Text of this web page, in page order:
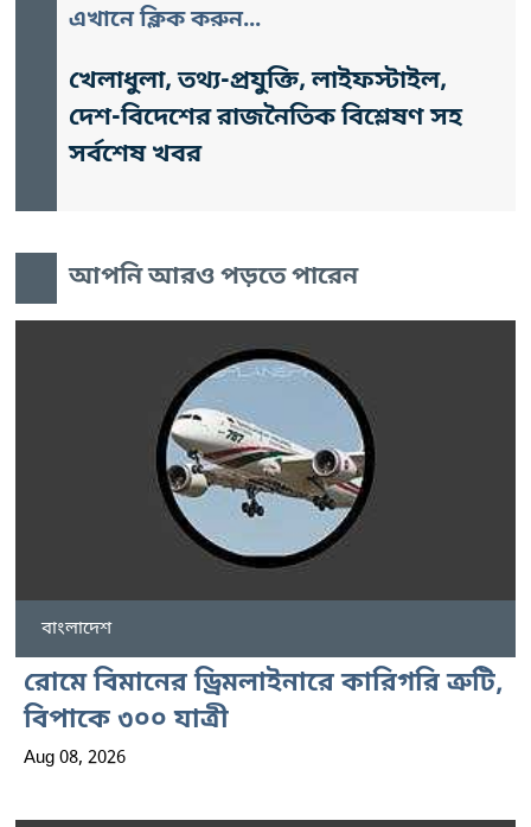
এখানে ক্লিক করুন...
খেলাধুলা, তথ্য-প্রযুক্তি, লাইফস্টাইল,
দেশ-বিদেশের রাজনৈতিক বিশ্লেষণ সহ
সর্বশেষ খবর
আপনি আরও পড়তে পারেন
বাংলাদেশ
রোমে বিমানের ড্রিমলাইনারে কারিগরি ত্রুটি,
বিপাকে ৩০০ যাত্রী
Aug 08, 2026